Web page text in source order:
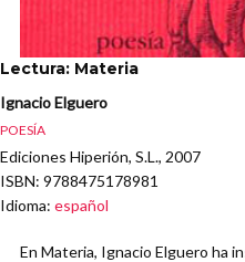
Lectura: Materia
Ignacio Elguero
POESÍA
Ediciones Hiperión, S.L., 2007
ISBN: 9788475178981
Idioma: español
En Materia, Ignacio Elguero ha